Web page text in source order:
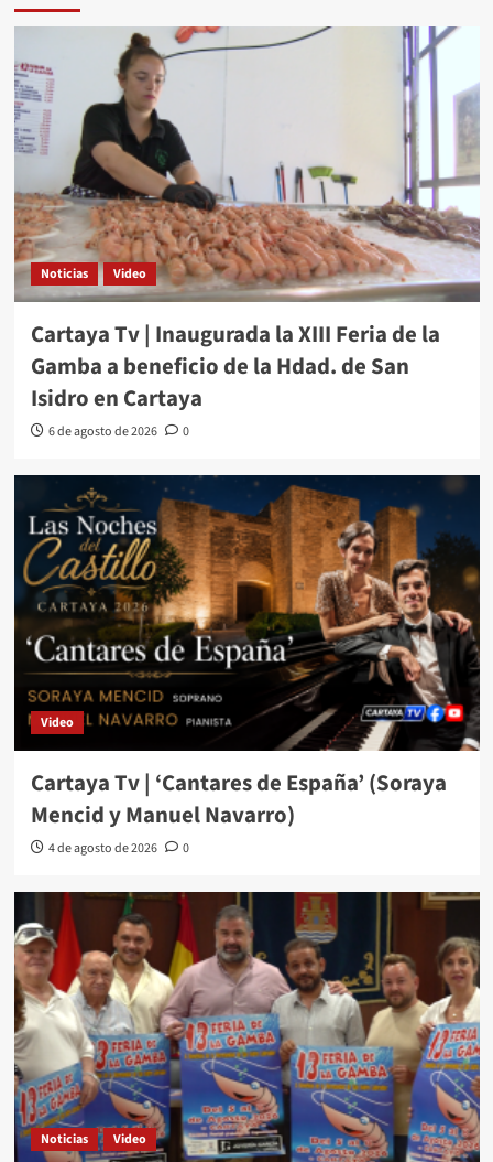
Noticias Video
Cartaya Tv | Inaugurada la XIII Feria de la
Gamba a beneficio de la Hdad. de San
Isidro en Cartaya
6 de agosto de 2026 0
Video
Cartaya Tv | ‘Cantares de España’ (Soraya
Mencid y Manuel Navarro)
4 de agosto de 2026 0
Noticias Video